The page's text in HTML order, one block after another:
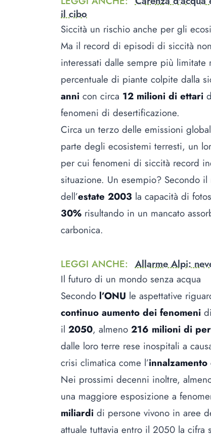
il cibo
Siccità un rischio anche per gli
Ma il record di episodi di siccità
interessati dalle sempre più
percentuale di piante colpite dalla
anni con circa 12 milioni di ettari
fenomeni di desertificazione.
Circa un terzo delle emissioni
parte degli ecosistemi terresti, un
per cui fenomeni di siccità record
situazione. Un esempio? Secondo
dell’estate 2003 la capacità di
30% risultando in un mancato
carbonica.
LEGGI ANCHE: Allarme Alpi:
Il futuro di un mondo senza acqua
Secondo l’ONU le aspettative
continuo aumento dei fenomeni
il 2050, almeno 216 milioni di
dalle loro terre rese inospitali a
crisi climatica come l’
Nei prossimi decenni inoltre,
una maggiore esposizione a
miliardi di persone vivono in aree
attuale tuttavia entro il 2050 la cifra